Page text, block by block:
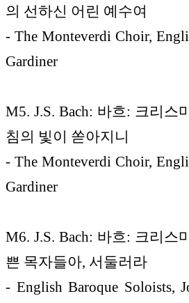
의 선하신 어린 예수여
- The Monteverdi Choir,
Gardiner
M5. J.S. Bach: 바흐: 크리
침의 빛이 쏟아지니
- The Monteverdi Choir,
Gardiner
M6. J.S. Bach: 바흐: 크리
쁜 목자들아, 서둘러라
- English Baroque Soloists,